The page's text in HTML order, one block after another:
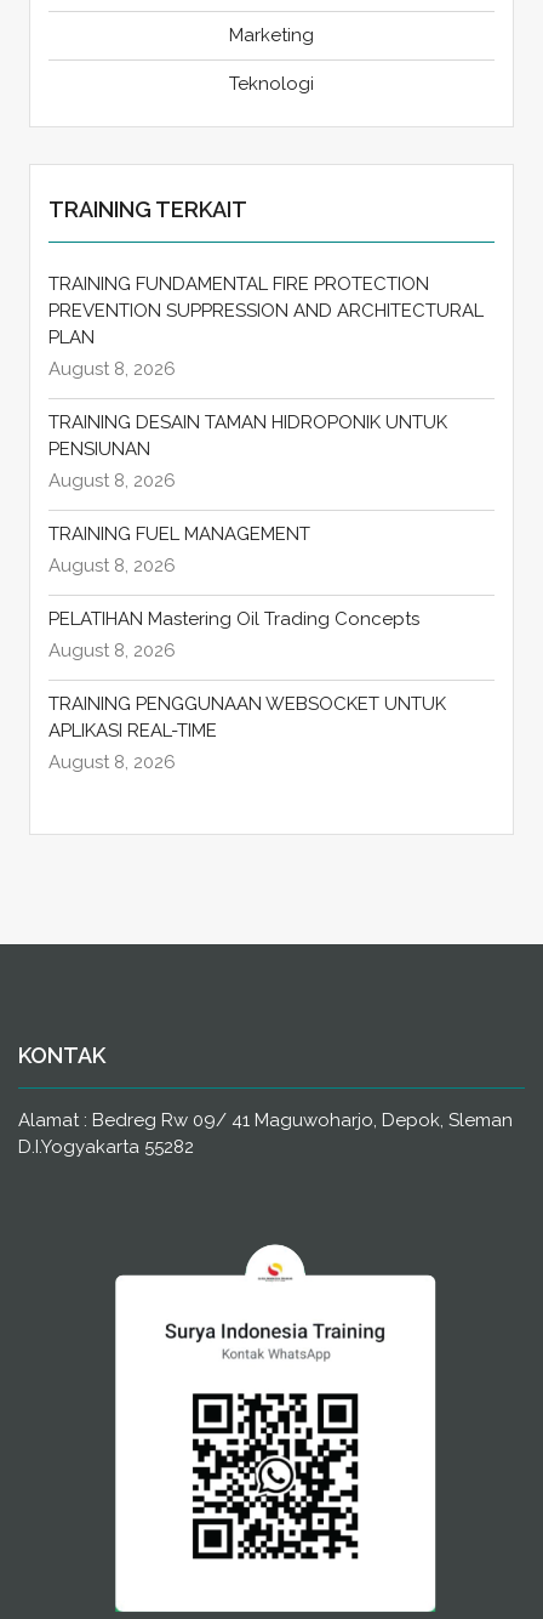
Marketing
Teknologi
TRAINING TERKAIT
TRAINING FUNDAMENTAL FIRE PROTECTION
PREVENTION SUPPRESSION AND ARCHITECTURAL
PLAN
August 8, 2026
TRAINING DESAIN TAMAN HIDROPONIK UNTUK
PENSIUNAN
August 8, 2026
TRAINING FUEL MANAGEMENT
August 8, 2026
PELATIHAN Mastering Oil Trading Concepts
August 8, 2026
TRAINING PENGGUNAAN WEBSOCKET UNTUK
APLIKASI REAL-TIME
August 8, 2026
KONTAK
Alamat : Bedreg Rw 09/ 41 Maguwoharjo, Depok, Sleman
D.I.Yogyakarta 55282